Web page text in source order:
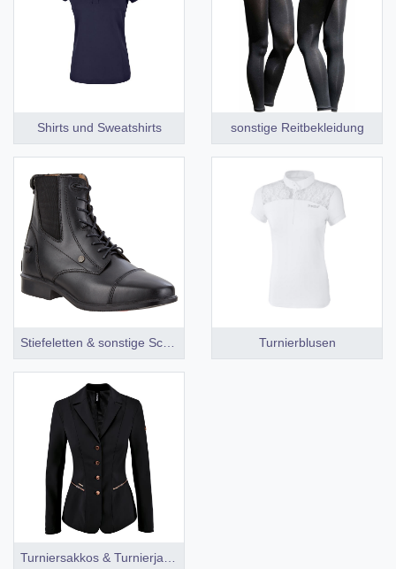
Shirts und Sweatshirts sonstige Reitbekleidung
Turnierblusen